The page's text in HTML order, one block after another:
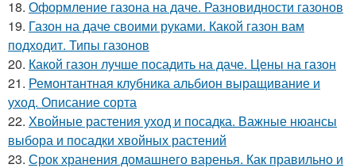
18. Оформление газона на даче. Разновидности газонов
19. Газон на даче своими руками. Какой газон вам
подходит. Типы газонов
20. Какой газон лучше посадить на даче. Цены на газон
21. Ремонтантная клубника альбион выращивание и
уход. Описание сорта
22. Хвойные растения уход и посадка. Важные нюансы
выбора и посадки хвойных растений
23. Срок хранения домашнего варенья. Как правильно и